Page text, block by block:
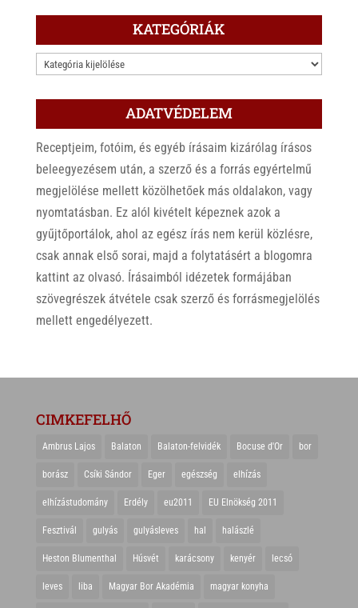
KATEGÓRIÁK
KATEGÓRIÁK
ADATVÉDELEM
Receptjeim, fotóim, és egyéb írásaim kizárólag írásos
beleegyezésem után, a szerző és a forrás egyértelmű
megjelölése mellett közölhetőek más oldalakon, vagy
nyomtatásban. Ez alól kivételt képeznek azok a
gyűjtőportálok, ahol az egész írás nem kerül közlésre,
csak annak első sorai, majd a folytatásért a blogomra
kattint az olvasó. Írásaimból idézetek formájában
szövegrészek átvétele csak szerző és forrásmegjelölés
mellett engedélyezett.
CIMKEFELHŐ
Ambrus Lajos Balaton Balaton-felvidék Bocuse d'Or bor
borász Csíki Sándor Eger egészség elhízás
elhízástudomány Erdély eu2011 EU Elnökség 2011
Fesztivál gulyás gulyásleves hal halászlé
Heston Blumenthal Húsvét karácsony kenyér lecsó
leves liba Magyar Bor Akadémia magyar konyha